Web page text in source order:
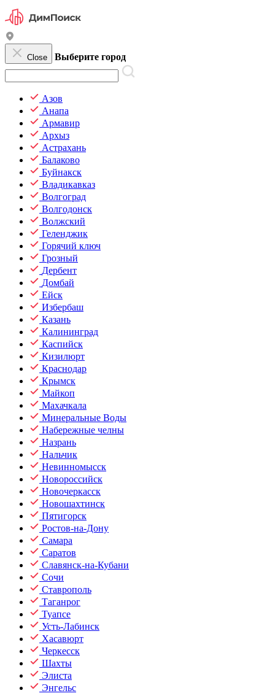
Close Выберите город
Азов
Анапа
Армавир
Архыз
Астрахань
Балаково
Буйнакск
Владикавказ
Волгоград
Волгодонск
Волжский
Геленджик
Горячий ключ
Грозный
Дербент
Домбай
Ейск
Избербаш
Казань
Калининград
Каспийск
Кизилюрт
Краснодар
Крымск
Майкоп
Махачкала
Минеральные Воды
Набережные челны
Назрань
Нальчик
Невинномысск
Новороссийск
Новочеркасск
Новошахтинск
Пятигорск
Ростов-на-Дону
Самара
Саратов
Славянск-на-Кубани
Сочи
Ставрополь
Таганрог
Туапсе
Усть-Лабинск
Хасавюрт
Черкесск
Шахты
Элиста
Энгельс